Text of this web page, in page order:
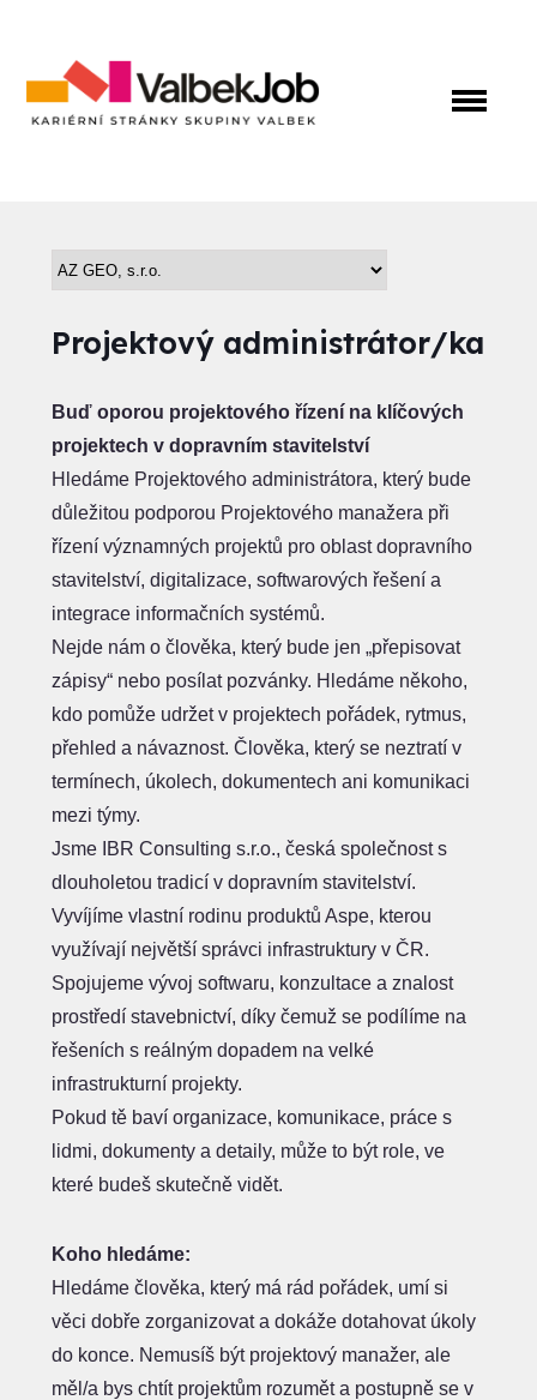
Projektový administrátor/ka
Buď oporou projektového řízení na klíčových
projektech v dopravním stavitelství
Hledáme Projektového administrátora, který bude
důležitou podporou Projektového manažera při
řízení významných projektů pro oblast dopravního
stavitelství, digitalizace, softwarových řešení a
integrace informačních systémů.
Nejde nám o člověka, který bude jen „přepisovat
zápisy“ nebo posílat pozvánky. Hledáme někoho,
kdo pomůže udržet v projektech pořádek, rytmus,
přehled a návaznost. Člověka, který se neztratí v
termínech, úkolech, dokumentech ani komunikaci
mezi týmy.
Jsme IBR Consulting s.r.o., česká společnost s
dlouholetou tradicí v dopravním stavitelství.
Vyvíjíme vlastní rodinu produktů Aspe, kterou
využívají největší správci infrastruktury v ČR.
Spojujeme vývoj softwaru, konzultace a znalost
prostředí stavebnictví, díky čemuž se podílíme na
řešeních s reálným dopadem na velké
infrastrukturní projekty.
Pokud tě baví organizace, komunikace, práce s
lidmi, dokumenty a detaily, může to být role, ve
které budeš skutečně vidět.
Koho hledáme:
Hledáme člověka, který má rád pořádek, umí si
věci dobře zorganizovat a dokáže dotahovat úkoly
do konce. Nemusíš být projektový manažer, ale
měl/a bys chtít projektům rozumět a postupně se v